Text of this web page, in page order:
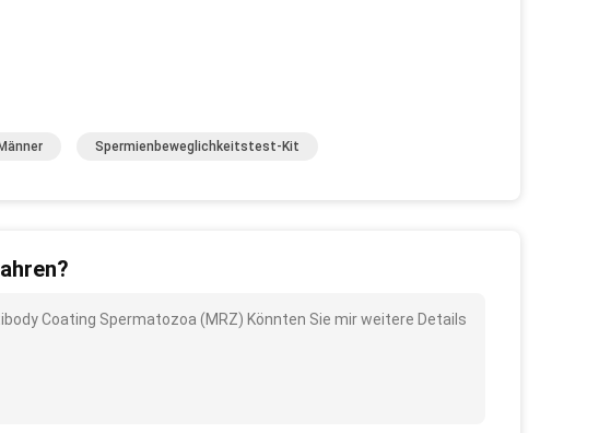
Spermienbeweglichkeitstest-Kit
Coating Spermatozoa (MRZ) Könnten Sie mir weitere Details